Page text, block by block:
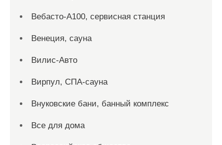
Вебасто-А100, сервисная станция
Венеция, сауна
Вилис-Авто
Вирпул, СПА-сауна
Внуковские бани, банный комплекс
Все для дома